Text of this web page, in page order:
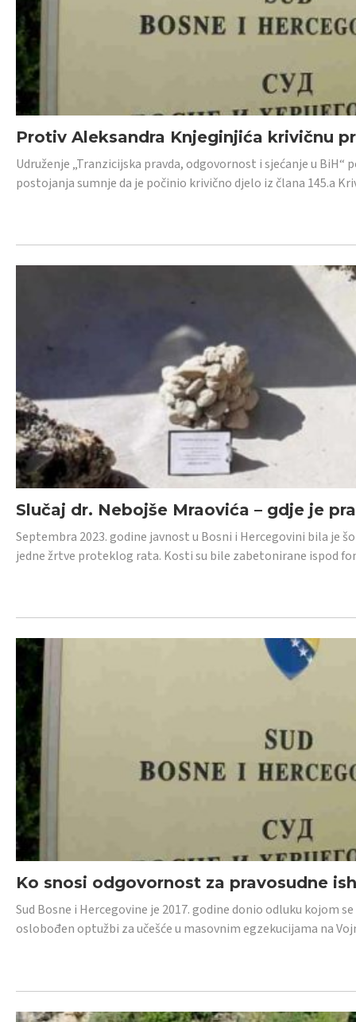
Protiv Aleksandra Knjeginjića krivičnu
Udruženje „Tranzicijska pravda, odgovornost i sjećanje u
postojanja sumnje da je počinio krivično djelo iz člana 145.a
Slučaj dr. Nebojše Mraovića – gdje je
Septembra 2023. godine javnost u Bosni i Hercegovini bila je
jedne žrtve proteklog rata. Kosti su bile zabetonirane ispod
Ko snosi odgovornost za pravosudne
Sud Bosne i Hercegovine je 2017. godine donio odluku kojom
oslobođen optužbi za učešće u masovnim egzekucijama na